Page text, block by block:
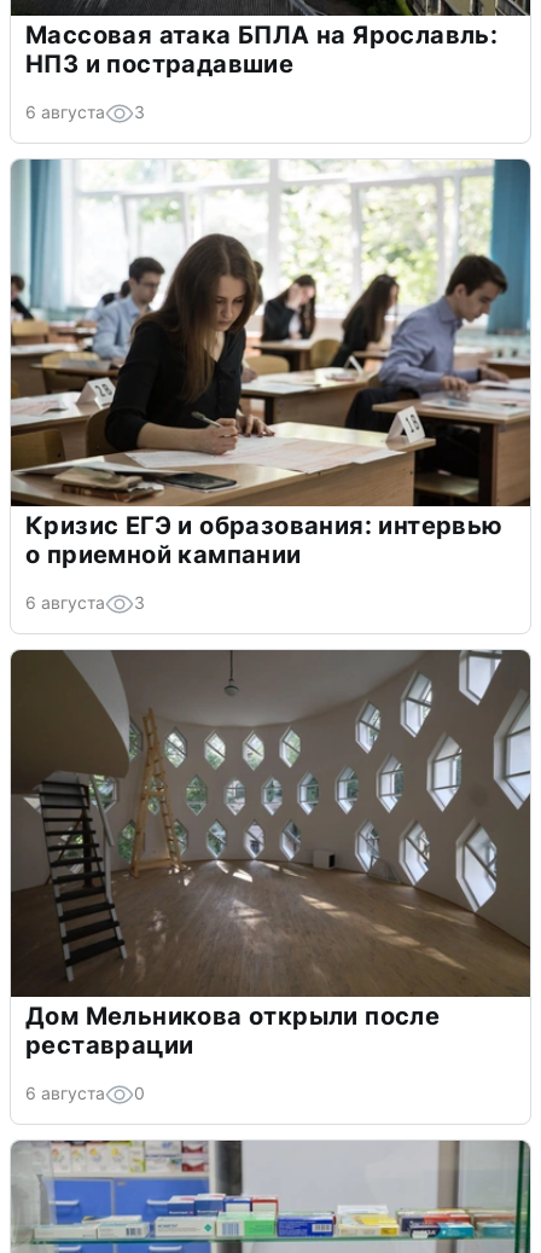
Массовая атака БПЛА на Ярославль:
НПЗ и пострадавшие
6 августа 3
Кризис ЕГЭ и образования: интервью
о приемной кампании
6 августа 3
Дом Мельникова открыли после
реставрации
6 августа 0